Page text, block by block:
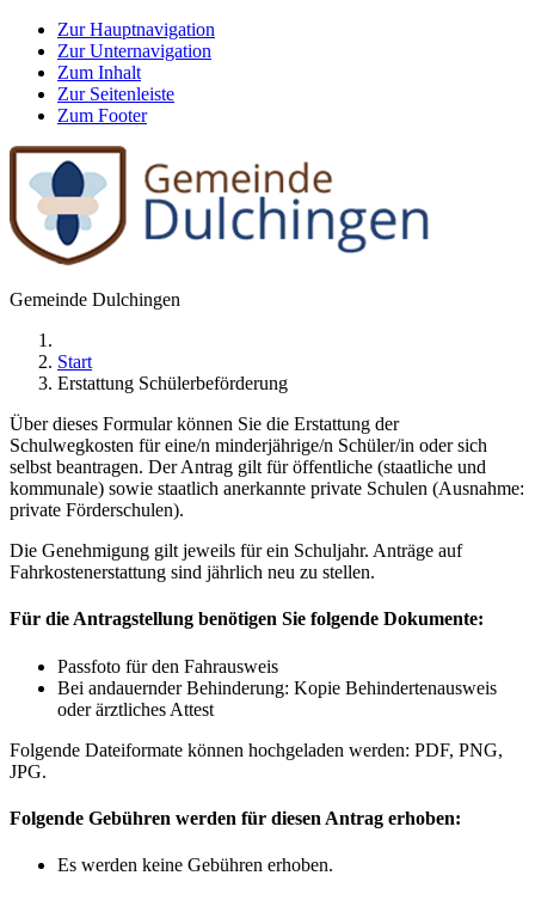
Zur Hauptnavigation
Zur Unternavigation
Zum Inhalt
Zur Seitenleiste
Zum Footer
Gemeinde Dulchingen
Start
Erstattung Schülerbeförderung
Über dieses Formular können Sie die Erstattung der
Schulwegkosten für eine/n minderjährige/n Schüler/in oder sich
selbst beantragen. Der Antrag gilt für öffentliche (staatliche und
kommunale) sowie staatlich anerkannte private Schulen (Ausnahme:
private Förderschulen).
Die Genehmigung gilt jeweils für ein Schuljahr. Anträge auf
Fahrkostenerstattung sind jährlich neu zu stellen.
Für die Antragstellung benötigen Sie folgende Dokumente:
Passfoto für den Fahrausweis
Bei andauernder Behinderung: Kopie Behindertenausweis
oder ärztliches Attest
Folgende Dateiformate können hochgeladen werden: PDF, PNG,
JPG.
Folgende Gebühren werden für diesen Antrag erhoben:
Es werden keine Gebühren erhoben.